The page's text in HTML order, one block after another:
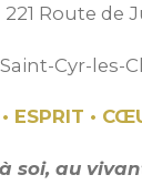
221 Route de
Cyr-les-
ESPRIT •
soi, au